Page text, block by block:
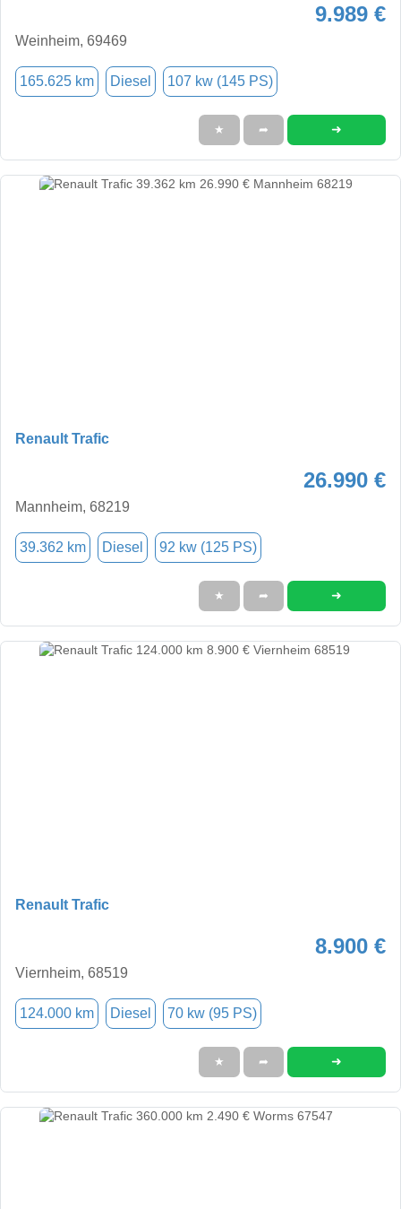
9.989 €
Weinheim, 69469
165.625 km Diesel 107 kw (145 PS)
★ ➦ ➜
Renault Trafic
26.990 €
Mannheim, 68219
39.362 km Diesel 92 kw (125 PS)
★ ➦ ➜
Renault Trafic
8.900 €
Viernheim, 68519
124.000 km Diesel 70 kw (95 PS)
★ ➦ ➜